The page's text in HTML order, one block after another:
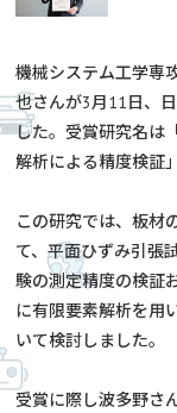
機械システム工学専
也さんが3月11日、
した。受賞研究名は
解析による精度検証」
この研究では、板材
て、平面ひずみ引張
験の測定精度の検証
に有限要素解析を用
いて検討しました。
受賞に際し波多野さ